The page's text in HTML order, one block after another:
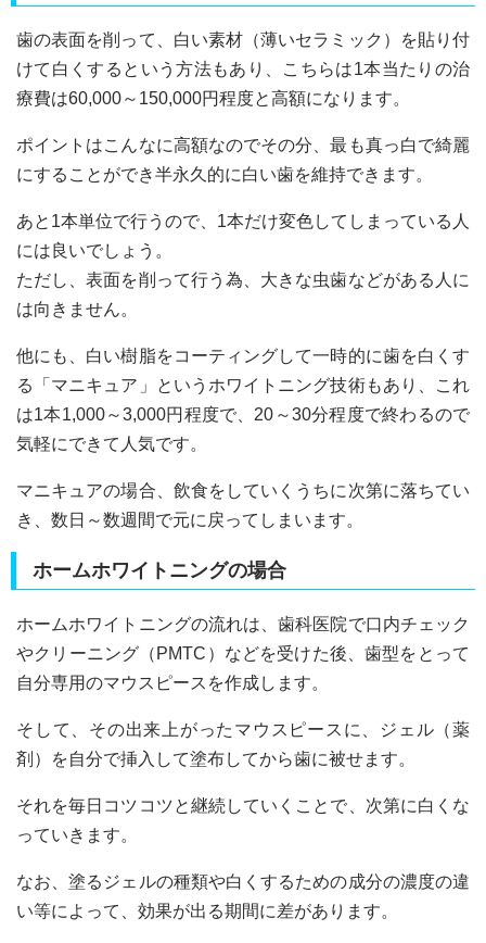
歯の表面を削って、白い素材（薄いセラミック）を貼り付
けて白くするという方法もあり、こちらは1本当たりの治
療費は60,000～150,000円程度と高額になります。
ポイントはこんなに高額なのでその分、最も真っ白で綺麗
にすることができ半永久的に白い歯を維持できます。
あと1本単位で行うので、1本だけ変色してしまっている人
には良いでしょう。
ただし、表面を削って行う為、大きな虫歯などがある人に
は向きません。
他にも、白い樹脂をコーティングして一時的に歯を白くす
る「マニキュア」というホワイトニング技術もあり、これ
は1本1,000～3,000円程度で、20～30分程度で終わるので
気軽にできて人気です。
マニキュアの場合、飲食をしていくうちに次第に落ちてい
き、数日～数週間で元に戻ってしまいます。
ホームホワイトニングの場合
ホームホワイトニングの流れは、歯科医院で口内チェック
やクリーニング（PMTC）などを受けた後、歯型をとって
自分専用のマウスピースを作成します。
そして、その出来上がったマウスピースに、ジェル（薬
剤）を自分で挿入して塗布してから歯に被せます。
それを毎日コツコツと継続していくことで、次第に白くな
っていきます。
なお、塗るジェルの種類や白くするための成分の濃度の違
い等によって、効果が出る期間に差があります。